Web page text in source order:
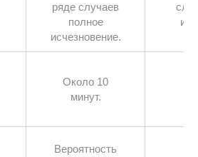
ряде случаев
полное
исчезновение.
Около 10
минут.
Вероятность